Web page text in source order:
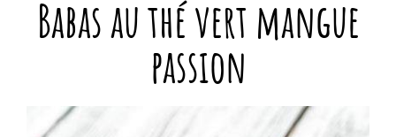
Babas au thé vert mangue
passion